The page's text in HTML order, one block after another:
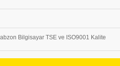
Bilgisayar TSE ve ISO9001 Kalite